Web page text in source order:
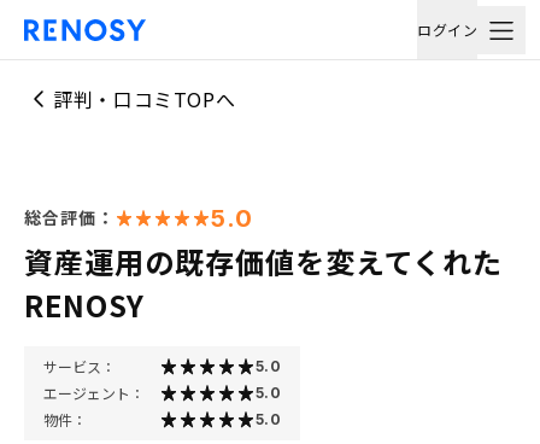
ログイン
評判・口コミTOPへ
総合評価： 5.0
資産運用の既存価値を変えてくれた
RENOSY
サービス： 5.0
エージェント： 5.0
物件： 5.0